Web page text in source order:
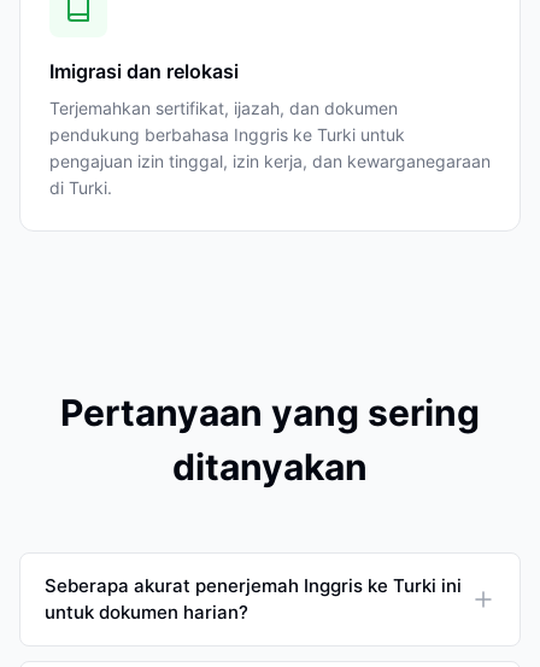
Imigrasi dan relokasi
Terjemahkan sertifikat, ijazah, dan dokumen
pendukung berbahasa Inggris ke Turki untuk
pengajuan izin tinggal, izin kerja, dan kewarganegaraan
di Turki.
Pertanyaan yang sering
ditanyakan
Seberapa akurat penerjemah Inggris ke Turki ini
untuk dokumen harian?